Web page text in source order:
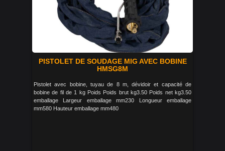
PISTOLET DE SOUDAGE MIG AVEC BOBINE
HMSG8M
Pistolet avec bobine, tuyau de 8 m, dévidoir et capacité de
bobine de fil de 1 kg Poids Poids brut kg3.50 Poids net kg3.50
emballage Largeur emballage mm230 Longueur emballage
mm580 Hauteur emballage mm480